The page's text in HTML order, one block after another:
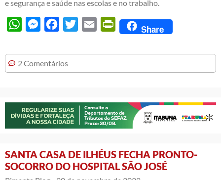
e segurança e saúde nas escolas e no trabalho.
WhatsAppMessengerFacebook
Twitter Email PrintFriendly
Share
2 Comentários
SANTA CASA DE ILHÉUS FECHA PRONTO-
SOCORRO DO HOSPITAL SÃO JOSÉ